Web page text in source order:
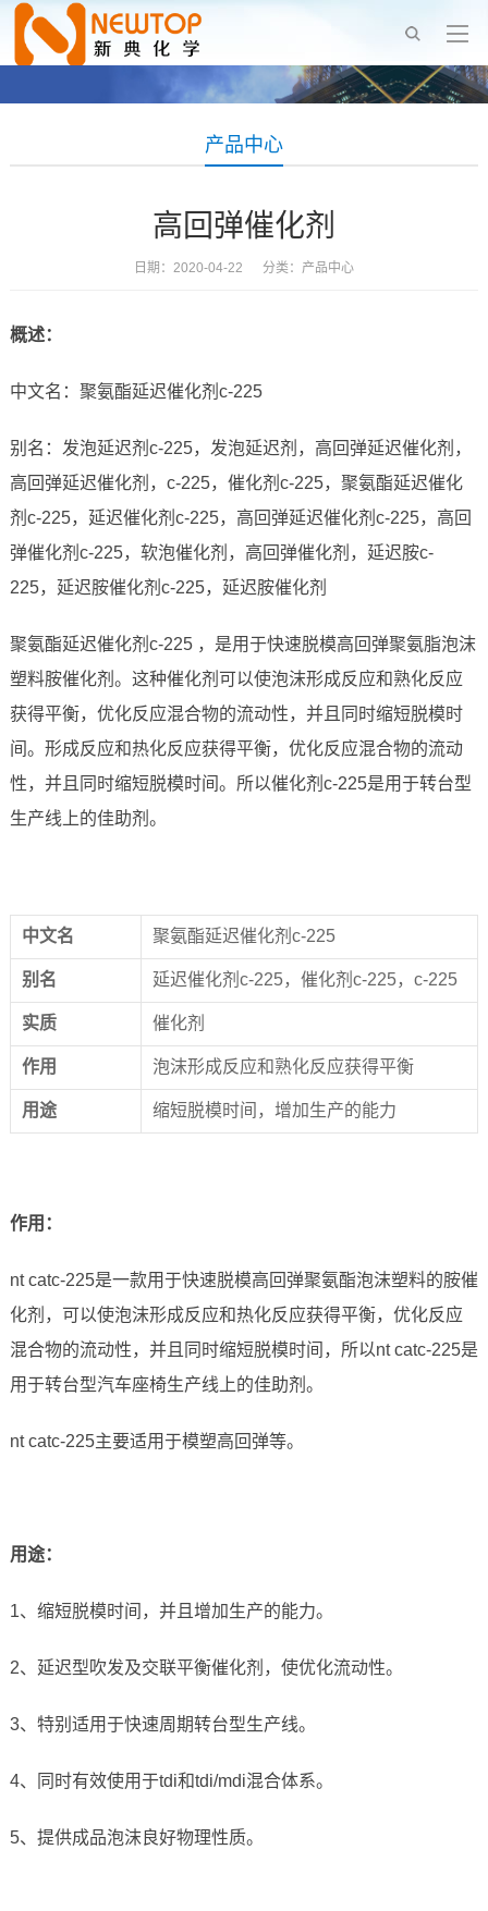
产品中心
高回弹催化剂
日期：2020-04-22 分类： 产品中心
概述：
中文名：聚氨酯延迟催化剂c-225
别名：发泡延迟剂c-225，发泡延迟剂，高回弹延迟催化剂，
高回弹延迟催化剂，c-225，催化剂c-225，聚氨酯延迟催化
剂c-225，延迟催化剂c-225，高回弹延迟催化剂c-225，高回
弹催化剂c-225，软泡催化剂，高回弹催化剂，延迟胺c-
225，延迟胺催化剂c-225，延迟胺催化剂
聚氨酯延迟催化剂c-225 ，是用于快速脱模高回弹聚氨脂泡沫
塑料胺催化剂。这种催化剂可以使泡沫形成反应和熟化反应
获得平衡，优化反应混合物的流动性，并且同时缩短脱模时
间。形成反应和热化反应获得平衡，优化反应混合物的流动
性，并且同时缩短脱模时间。所以催化剂c-225是用于转台型
生产线上的佳助剂。
中文名 聚氨酯延迟催化剂c-225
别名 延迟催化剂c-225，催化剂c-225，c-225
实质 催化剂
作用 泡沫形成反应和熟化反应获得平衡
用途 缩短脱模时间，增加生产的能力
作用：
nt catc-225是一款用于快速脱模高回弹聚氨酯泡沫塑料的胺催
化剂，可以使泡沫形成反应和热化反应获得平衡，优化反应
混合物的流动性，并且同时缩短脱模时间，所以nt catc-225是
用于转台型汽车座椅生产线上的佳助剂。
nt catc-225主要适用于模塑高回弹等。
用途：
1、缩短脱模时间，并且增加生产的能力。
2、延迟型吹发及交联平衡催化剂，使优化流动性。
3、特别适用于快速周期转台型生产线。
4、同时有效使用于tdi和tdi/mdi混合体系。
5、提供成品泡沫良好物理性质。